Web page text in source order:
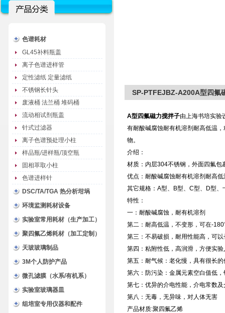
色谱耗材
GL45补料瓶盖
离子色谱进样管
定性滤纸 定量滤纸
不锈钢长针头
废液桶 法兰桶 堆码桶
流动相试剂瓶盖
针式过滤器
离子色谱预处理小柱
样品瓶/进样瓶/顶空瓶
固相萃取小柱
色谱进样针
DSC/TA/TGA 热分析坩埚
环境监测耗材设备
实验室常用耗材（生产加工）
聚四氟乙烯耗材（加工定制）
天玻玻璃制品
3M个人防护产品
微孔滤膜（水系/有机系）
实验室玻璃器皿
组培室专用仪器和配件
SP-PTFEJBZ-A200A型四氟
A型四氟磁力搅拌子由上海书培实验
有耐酸碱腐蚀耐有机溶剂耐高低温
物。
介绍：
材质：内层304不锈钢，外面四氟包
优点：耐酸碱腐蚀耐有机溶剂耐高
其它规格：A型、B型、C型、D型
特性：
一：耐酸碱腐蚀，耐有机溶剂
第二：耐高低温，不变形，可在-
第三：不易破损，耐用性能高，可以
第四：粘附性低，高润滑，方便实
第五：耐气候：老化慢，具有很长
第六：防污染：金属元素空白值低
第七：优异的介电性能，介电常数
第八：无毒，无异味，对人体无害
产品材质:聚四氟乙烯